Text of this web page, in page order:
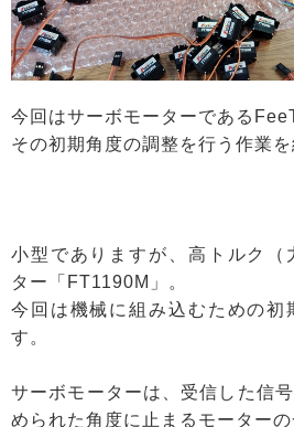
今回はサーボモーターである
その初期角度の調整を行う作業を
小型でありますが、高トルク（
ター「FT1190M」。
今回は機械に組み込むための初
す。
サーボモーターは、受信した信
められた角度に止まるモーターの